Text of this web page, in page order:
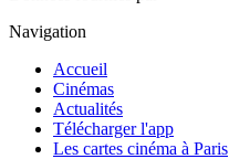
Navigation
Accueil
Cinémas
Actualités
Télécharger l'app
Les cartes cinéma à Paris